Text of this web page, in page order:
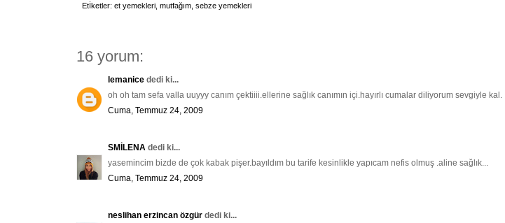
Etİketler: et yemekleri mutfağım sebze yemekleri
16 yorum:
lemanice dedi ki...
oh oh tam sefa valla uuyyy canım çektiiii.ellerine sağlık canımın içi.hayırlı cumalar diliyorum sevgiyle kal.
Cuma, Temmuz 24, 2009
SMİLENA dedi ki...
yasemincim bizde de çok kabak pişer.bayıldım bu tarife kesinlikle yapıcam nefis olmuş .aline sağlık...
Cuma, Temmuz 24, 2009
neslihan erzincan özgür dedi ki...